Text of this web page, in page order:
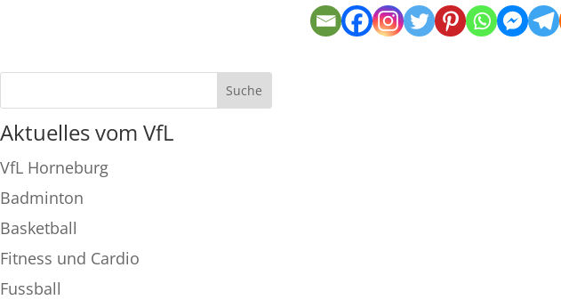
Aktuelles vom VfL
VfL Horneburg
Badminton
Basketball
Fitness und Cardio
Fussball